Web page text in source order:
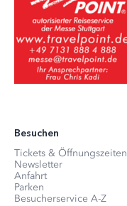
Besuchen
Tickets & Öffnungszeiten
Newsletter
Anfahrt
Parken
Besucherservice A-Z